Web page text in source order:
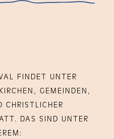
FINDET UNTER
GEMEINDEN,
CHRISTLICHER
DAS SIND UNTER